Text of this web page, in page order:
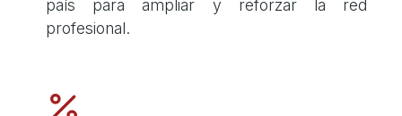
país para ampliar y reforzar la red
profesional.